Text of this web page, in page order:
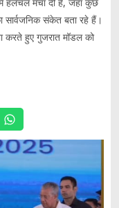
सार्वजनिक संकेत बता रहे हैं।
करते हुए गुजरात मॉडल को